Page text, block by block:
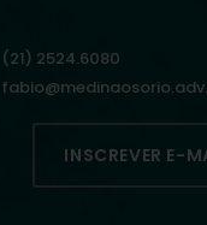
(21) 2524.6080
INSCREVER E-